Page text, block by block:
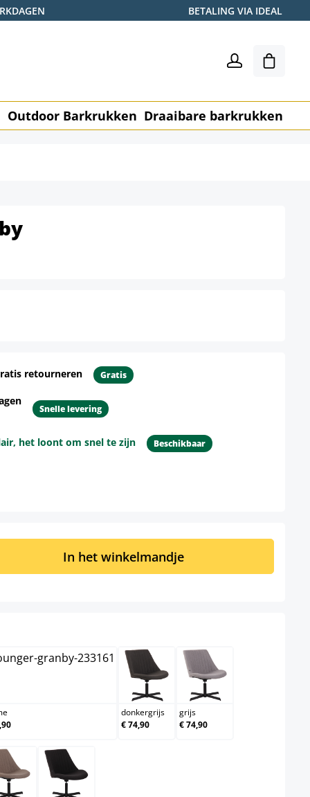
BETALING VIA IDEAL
Outdoor Barkrukken Draaibare barkrukken
retourneren Gratis
Snelle levering
het loont om snel te zijn Beschikbaar
Voer de gewenste hoeveelheid in
In het winkelmandje
donkergrijs
donkergrijs
€ 74,90
grijs
grijs
€ 74,90
taupe zwart